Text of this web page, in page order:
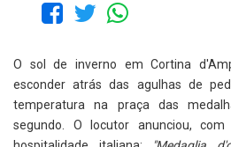
O sol de inverno em Cortina
esconder atrás das agulhas de
temperatura na praça das
segundo. O locutor anunciou,